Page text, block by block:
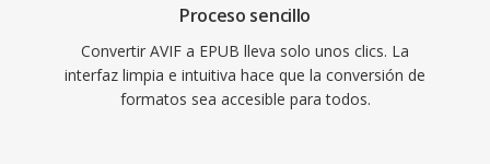
Proceso sencillo
Convertir AVIF a EPUB lleva solo unos clics. La
interfaz limpia e intuitiva hace que la conversión de
formatos sea accesible para todos.